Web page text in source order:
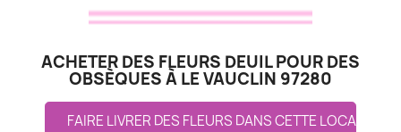
ACHETER DES FLEURS DEUIL POUR DES
OBSÈQUES À LE VAUCLIN 97280
FAIRE LIVRER DES FLEURS DANS CETTE LOCALITE